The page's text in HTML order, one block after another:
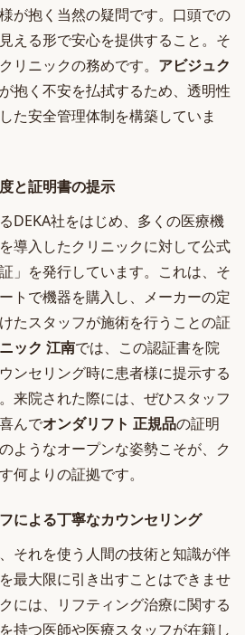
抱く当然の疑問です。口頭での
える形で安心を提供すること。そ
リニックの務めです。 アビジュク
抱く不安を払拭するため、透明性
た安全管理体制を構築していま
と証明書の提示
DEKA社をはじめ、多くの医療機
導入したクリニックに対して公式
」を発行しています。これは、そ
トで機器を購入し、メーカーの定
たスタッフが施術を行うことの証
ック 江南では、この認証書を院
ンセリング時に患者様に提示する
来院された際には、ぜひスタッフ
んでオンダリフト 正規品の証明
ようなオープンな姿勢こそが、ク
何よりの証拠です。
による丁寧なカウンセリング
それを使う人間の技術と知識が伴
最大限に引き出すことはできませ
には、リフティング治療に関する
持つ医師や医療スタッフが在籍し